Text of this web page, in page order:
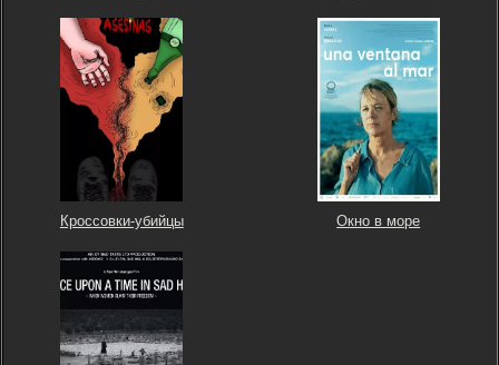
Кроссовки-убийцы Окно в море